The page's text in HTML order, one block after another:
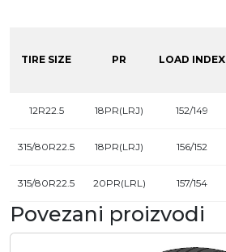
TIRE SIZE PR LOAD INDEX
12R22.5 18PR(LRJ) 152/149
315/80R22.5 18PR(LRJ) 156/152
315/80R22.5 20PR(LRL) 157/154
Povezani proizvodi